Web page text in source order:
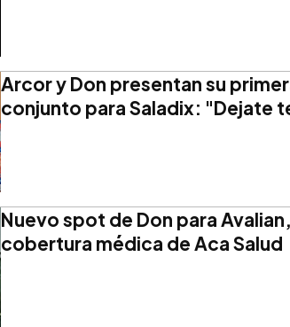
Arcor y Don presentan su
conjunto para Saladix: "Dejate
Nuevo spot de Don para
cobertura médica de Aca Salud